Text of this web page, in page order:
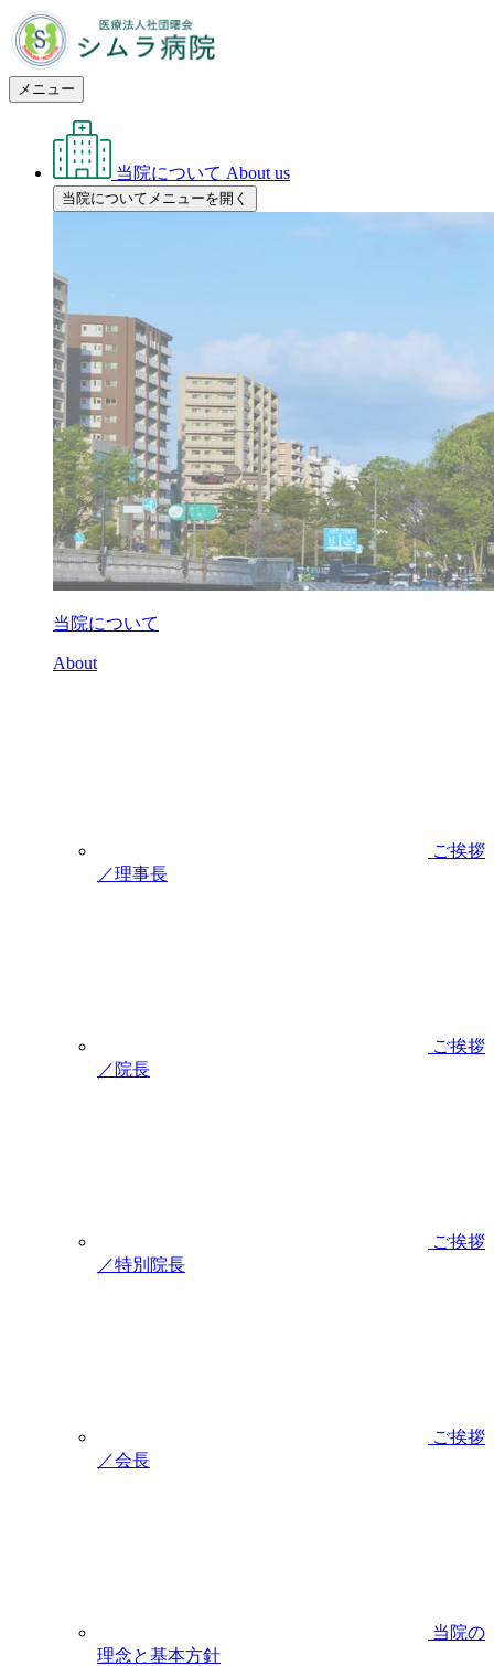
メニュー
当院について About us
当院についてメニューを開く
当院について
About
ご挨拶
／理事長
ご挨拶
／院長
ご挨拶
／特別院長
ご挨拶
／会長
当院の
理念と基本方針